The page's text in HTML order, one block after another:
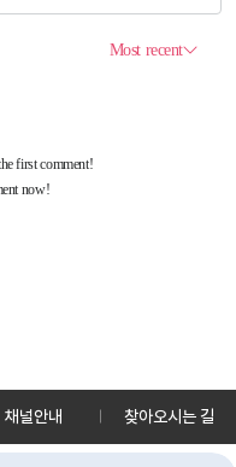
채널안내 찾아오시는 길